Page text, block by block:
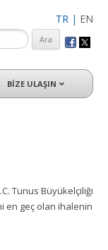
TR | EN
BİZE ULAŞIN
Tunus Büyükelçiliği
en geç olan ihalenin